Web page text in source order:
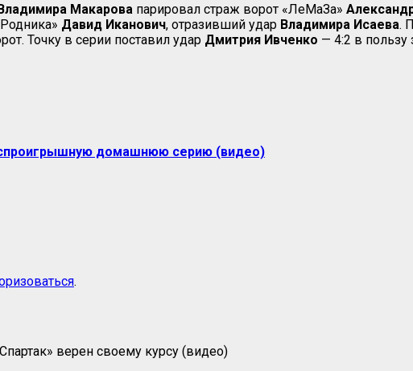
Макарова парировал страж ворот «ЛеМаЗа»
Давид Иканович, отразивший удар Владимира Исаева.
Точку в серии поставил удар Дмитрия Ивченко — 4:2 в пользу
домашнюю серию (видео)
.